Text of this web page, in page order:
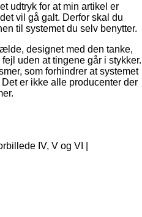
udtryk for at min artikel er
vil gå galt. Derfor skal du
til systemet du selv benytter.
designet med den tanke,
uden at tingene går i stykker.
som forhindrer at systemet
er ikke alle producenter der
IV, V og VI |